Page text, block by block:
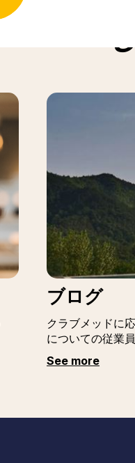
ブログ
クラブメッドに
についての従業
See more